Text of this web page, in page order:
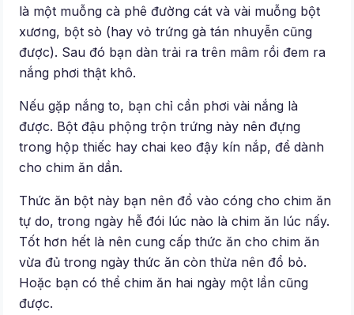
là một muỗng cà phê đường cát và vài muỗng bột
xương, bột sò (hay vỏ trứng gà tán nhuyễn cũng
được). Sau đó bạn dàn trải ra trên mâm rồi đem ra
nắng phơi thật khô.
Nếu gặp nắng to, bạn chỉ cần phơi vài nắng là
được. Bột đậu phộng trộn trứng này nên đựng
trong hộp thiếc hay chai keo đậy kín nắp, để dành
cho chim ăn dần.
Thức ăn bột này bạn nên đổ vào cóng cho chim ăn
tự do, trong ngày hễ đói lúc nào là chim ăn lúc nấy.
Tốt hơn hết là nên cung cấp thức ăn cho chim ăn
vừa đủ trong ngày thức ăn còn thừa nên đổ bỏ.
Hoặc bạn có thể chim ăn hai ngày một lần cũng
được.